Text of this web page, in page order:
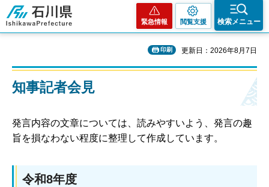
石川県
緊急情報 閲覧支援 検索メニュー
印刷 更新日：2026年8月7日
知事記者会見
発言内容の文章については、読みやすいよう、発言の趣
旨を損なわない程度に整理して作成しています。
令和8年度